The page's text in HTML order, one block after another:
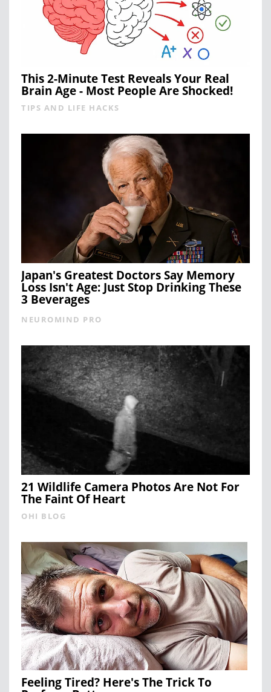
This 2-Minute Test Reveals Your Real
Brain Age - Most People Are Shocked!
TIPS AND LIFE HACKS
Japan's Greatest Doctors Say Memory
Loss Isn't Age: Just Stop Drinking These
3 Beverages
NEUROMIND PRO
21 Wildlife Camera Photos Are Not For
The Faint Of Heart
OHI BLOG
Feeling Tired? Here's The Trick To